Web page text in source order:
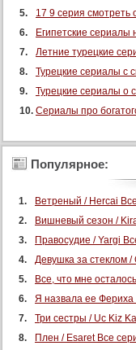
17 9 серия смотреть
Египетские сериалы
Летние турецкие
Турецкие сериалы с
Турецкие сериалы о
Сериалы про
Популярное:
Ветреный / Hercai
Вишневый сезон /
Правосудие / Yargi
Девушка за стеклом
Все, что мне
Я назвала ее Фериха
Три сестры / Uc Kiz
Плен / Esaret Все